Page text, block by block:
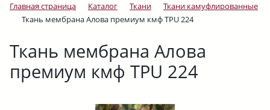
Главная страница Каталог Ткани
Ткани камуфлированные
Ткань мембрана Алова премиум кмф TPU 224
Ткань мембрана Алова
премиум кмф TPU 224